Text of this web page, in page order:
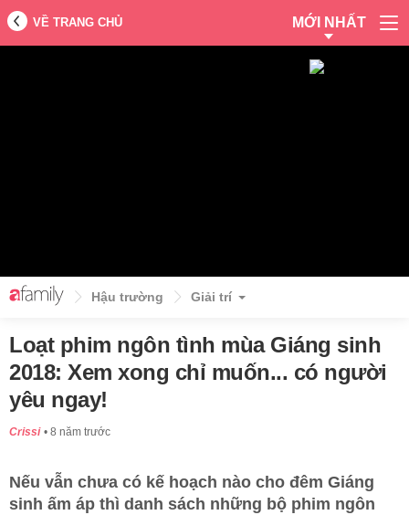
VỀ TRANG CHỦ MỚI NHẤT
Hậu trường Giải trí
Loạt phim ngôn tình mùa Giáng sinh
2018: Xem xong chỉ muốn... có người
yêu ngay!
Crissi 8 năm trước
Nếu vẫn chưa có kế hoạch nào cho đêm Giáng
sinh ấm áp thì danh sách những bộ phim ngôn